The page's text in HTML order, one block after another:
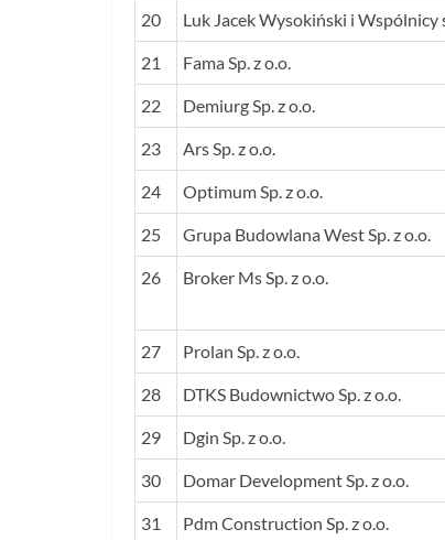
20 Luk Jacek Wysokiński i Wspólnicy
21 Fama Sp. z o.o.
22 Demiurg Sp. z o.o.
23 Ars Sp. z o.o.
24 Optimum Sp. z o.o.
25 Grupa Budowlana West Sp. z o.o.
26 Broker Ms Sp. z o.o.
27 Prolan Sp. z o.o.
28 DTKS Budownictwo Sp. z o.o.
29 Dgin Sp. z o.o.
30 Domar Development Sp. z o.o.
31 Pdm Construction Sp. z o.o.